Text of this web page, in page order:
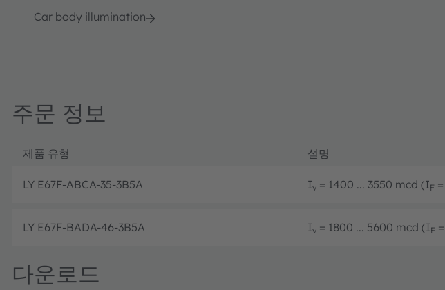
Car body illumination
주문 정보
제품 유형 설명
LY E67F-ABCA-35-3B5A Iv = 1400 ... 3550 mcd (IF
LY E67F-BADA-46-3B5A Iv = 1800 ... 5600 mcd (IF
다운로드